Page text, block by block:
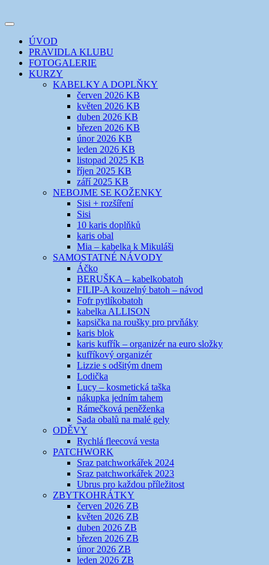
k
webuEVIKLUB
šicí klub
Toggle
navigation
ÚVOD
PRAVIDLA KLUBU
FOTOGALERIE
KURZY
KABELKY A DOPLŇKY
červen 2026 KB
květen 2026 KB
duben 2026 KB
březen 2026 KB
únor 2026 KB
leden 2026 KB
listopad 2025 KB
říjen 2025 KB
září 2025 KB
NEBOJME SE KOŽENKY
Sisi + rozšíření
Sisi
10 karis doplňků
karis obal
Mia – kabelka k Mikuláši
SAMOSTATNÉ NÁVODY
Áčko
BERUŠKA – kabelkobatoh
FILIP-A kouzelný batoh – návod
Fofr pytlíkobatoh
kabelka ALLISON
kapsička na roušky pro prvňáky
karis blok
karis kufřík – organizér na euro složky
kufříkový organizér
Lizzie s odšitým dnem
Lodička
Lucy – kosmetická taška
nákupka jedním tahem
Rámečková peněženka
Sada obalů na malé gely
ODĚVY
Rychlá fleecová vesta
PATCHWORK
Sraz patchworkářek 2024
Sraz patchworkářek 2023
Ubrus pro každou příležitost
ZBYTKOHRÁTKY
červen 2026 ZB
květen 2026 ZB
duben 2026 ZB
březen 2026 ZB
únor 2026 ZB
leden 2026 ZB